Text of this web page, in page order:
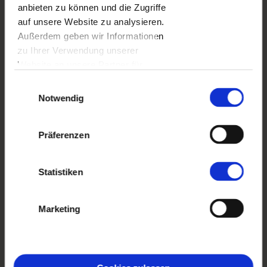
anbieten zu können und die Zugriffe
auf unsere Website zu analysieren.
Außerdem geben wir Informationen
zu Ihrer Verwendung unserer
Website an unsere Partner für
Analysen weiter. Unsere Partner
zusammen, die Sie ihnen
Notwendig
Präferenzen
Statistiken
Marketing
Sammle Fahrkarten oder Flugblätter mit Info
über lokale Events und klebe sie dann auf die
Rückseite jedes Blattes. Es bleibt dann nur übrig,
jedes Foto mit einem Kommentar zu versehen,